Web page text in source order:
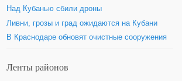
Над Кубанью сбили дроны
Ливни, грозы и град ожидаются на Кубани
В Краснодаре обновят очистные сооружения
Ленты районов